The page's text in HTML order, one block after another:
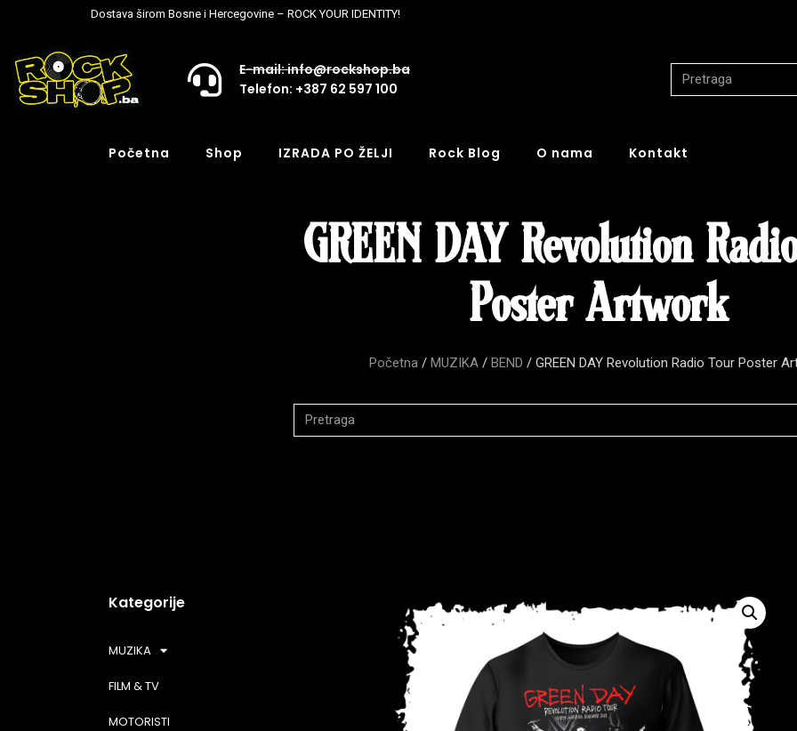
Dostava širom Bosne i Hercegovine – ROCK YOUR IDENTITY!
E-mail: info@rockshop.ba
Telefon: +387 62 597 100
Početna Shop IZRADA PO ŽELJI Rock Blog O nama Kontakt
GREEN DAY Revolution
Poster Artwork
Početna / MUZIKA/ BEND / GREEN DAY Revolution Radio Tour Poster
Kategorije
MUZIKA
FILM & TV
MOTORISTI